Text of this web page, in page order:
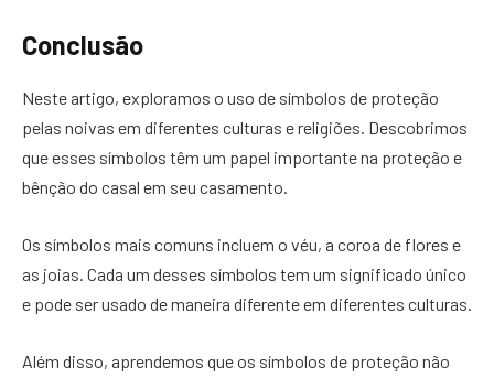
Conclusão
Neste artigo, exploramos o uso de símbolos de proteção
pelas noivas em diferentes culturas e religiões. Descobrimos
que esses símbolos têm um papel importante na proteção e
bênção do casal em seu casamento.
Os símbolos mais comuns incluem o véu, a coroa de flores e
as joias. Cada um desses símbolos tem um significado único
e pode ser usado de maneira diferente em diferentes culturas.
Além disso, aprendemos que os símbolos de proteção não